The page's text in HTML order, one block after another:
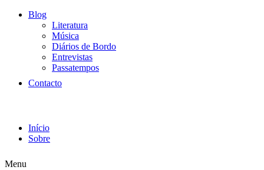
Blog
Literatura
Música
Diários de Bordo
Entrevistas
Passatempos
Contacto
Início
Sobre
Menu